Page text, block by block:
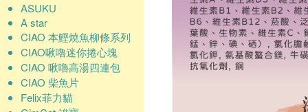
ASUKU
A star
CIAO 本鰹燒魚柳條系列
CIAO啾嚕迷你捲心塊
CIAO 啾嚕高湯四連包
CIAO 柴魚片
Felix菲力貓